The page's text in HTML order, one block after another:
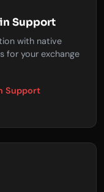
Support
with native
for your exchange
Support